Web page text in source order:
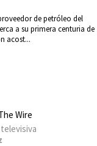
de petróleo del
a su primera centuria de
acost...
Wire